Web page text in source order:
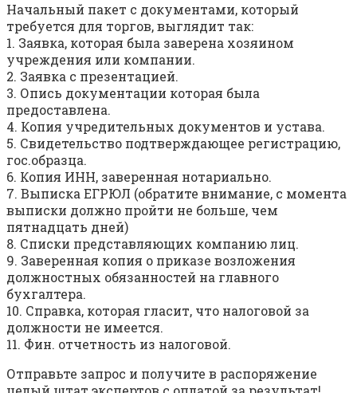
Начальный пакет с документами, который
требуется для торгов, выглядит так:
1. Заявка, которая была заверена хозяином
учреждения или компании.
2. Заявка с презентацией.
3. Опись документации которая была
предоставлена.
4. Копия учредительных документов и устава.
5. Свидетельство подтверждающее регистрацию,
гос.образца.
6. Копия ИНН, заверенная нотариально.
7. Выписка ЕГРЮЛ (обратите внимание, с момента
выписки должно пройти не больше, чем
пятнадцать дней)
8. Списки представляющих компанию лиц.
9. Заверенная копия о приказе возложения
должностных обязанностей на главного
бухгалтера.
10. Справка, которая гласит, что налоговой за
должности не имеется.
11. Фин. отчетность из налоговой.
Отправьте запрос и получите в распоряжение